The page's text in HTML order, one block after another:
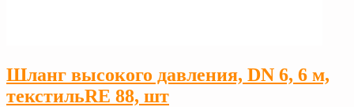
Шланг высокого давления, DN 6, 6 м,
текстильRE 88, шт